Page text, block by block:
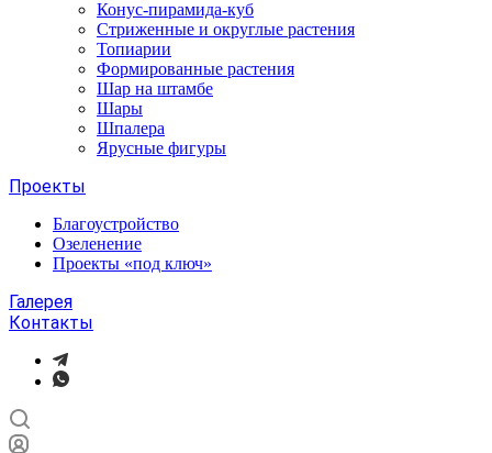
Конус-пирамида-куб
Стриженные и округлые растения
Топиарии
Формированные растения
Шар на штамбе
Шары
Шпалера
Ярусные фигуры
Проекты
Благоустройство
Озеленение
Проекты «под ключ»
Галерея
Контакты